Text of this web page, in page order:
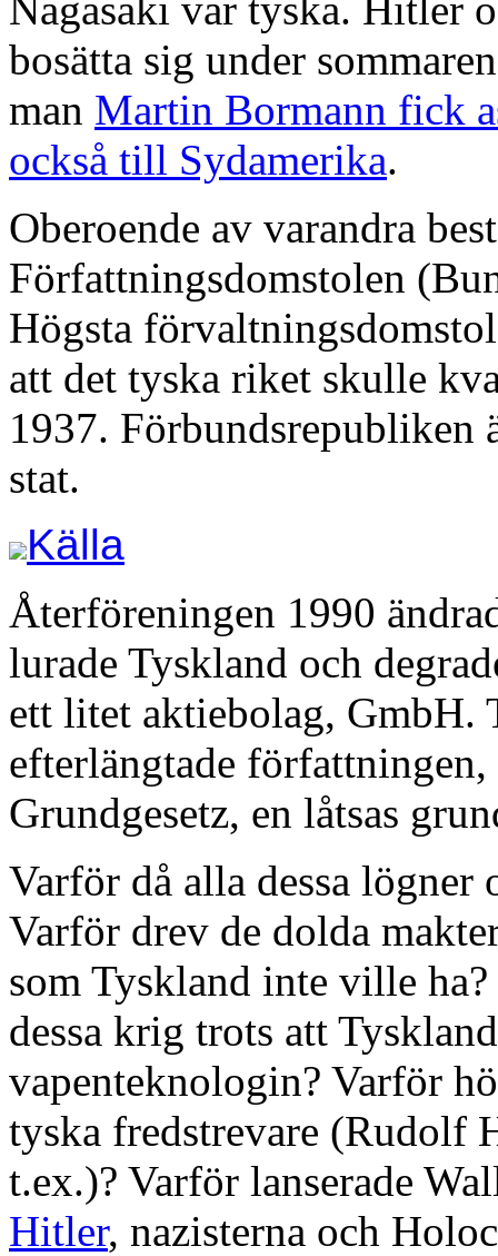
bosätta sig under
man Martin Bormann fick
också till Sydamerika.
Oberoende av varandra
Författningsdomstolen
Högsta
att det tyska riket skulle
1937. Förbundsrepubliken
stat.
Källa
Återföreningen 1990
lurade Tyskland och
ett litet aktiebolag, GmbH.
efterlängtade
Grundgesetz, en låtsas
Varför då alla dessa
Varför drev de dolda
som Tyskland inte ville
dessa krig trots att
vapenteknologin? Varför
tyska fredstrevare (Rudolf
t.ex.)? Varför lanserade
Hitler, nazisterna och